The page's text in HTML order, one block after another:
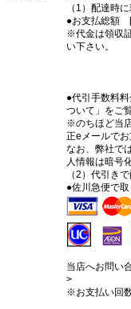
（1）配達時
●お支払総額 [
※代金は領収
い下さい。
●代引手数料
ついて」をご
※のちほど当
正eメールでお
なお、弊社で
人情報は暗号
（2）代引き
●佐川急便で
当店へお問い
>
※お支払い回